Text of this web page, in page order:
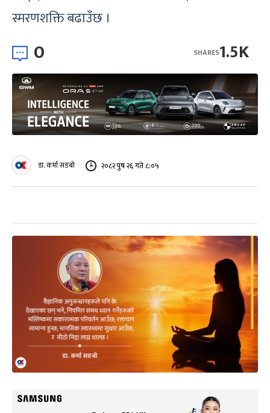
स्मरणशक्ति बढाउँछ ।
0 1.5K
SHARES
डा. कर्मा सङबो २०८२ पुष २६ गते ८:०५